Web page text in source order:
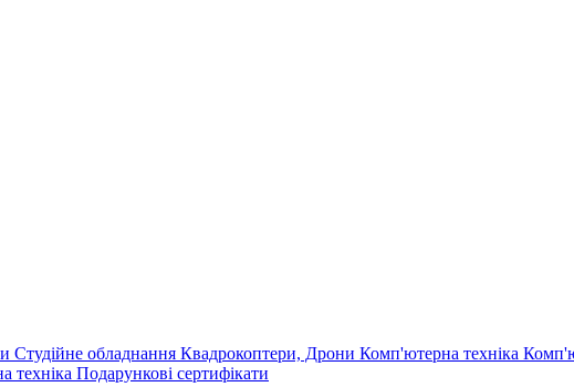
Студійне обладнання Квадрокоптери, Дрони Комп'ютерна техніка
техніка Подарункові сертифікати